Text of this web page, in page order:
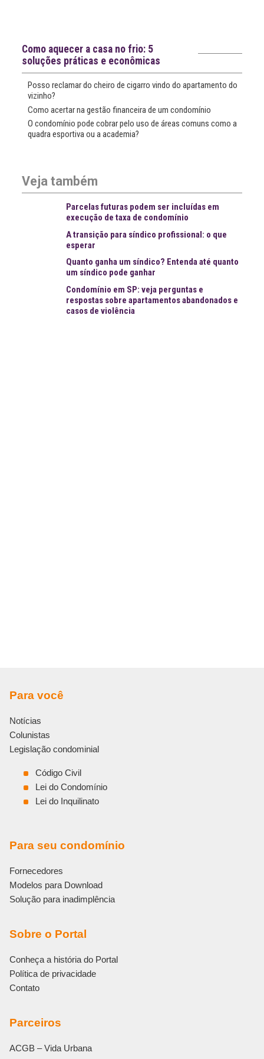
Notícias recentes
Como aquecer a casa no frio: 5
soluções práticas e econômicas
Posso reclamar do cheiro de cigarro vindo do apartamento do
vizinho?
Como acertar na gestão financeira de um condomínio
O condomínio pode cobrar pelo uso de áreas comuns como a
quadra esportiva ou a academia?
Veja também
Parcelas futuras podem ser incluídas em
execução de taxa de condomínio
A transição para síndico profissional: o que
esperar
Quanto ganha um síndico? Entenda até quanto
um síndico pode ganhar
Condomínio em SP: veja perguntas e
respostas sobre apartamentos abandonados e
casos de violência
Para você
Notícias
Colunistas
Legislação condominial
Código Civil
Lei do Condomínio
Lei do Inquilinato
Para seu condomínio
Fornecedores
Modelos para Download
Solução para inadimplência
Sobre o Portal
Conheça a história do Portal
Política de privacidade
Contato
Parceiros
ACGB – Vida Urbana